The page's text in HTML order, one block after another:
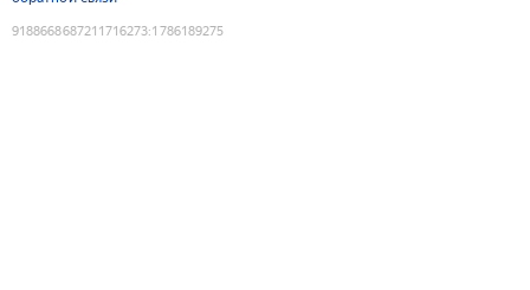
9188668687211716273:1786189275